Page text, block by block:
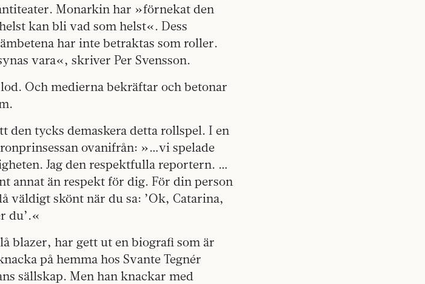
Monarkin har »förnekat den
kan bli vad som helst«. Dess
har inte betraktas som roller.
vara«, skriver Per Svensson.
Och medierna bekräftar och betonar
den tycks demaskera detta rollspel. I en
ovanifrån: »…vi spelade
Jag den respektfulla reportern. …
annat än respekt för dig. För din person
väldigt skönt när du sa: ’Ok, Catarina,
du’.«
blazer, har gett ut en biografi som är
på hemma hos Svante Tegnér
sällskap. Men han knackar med